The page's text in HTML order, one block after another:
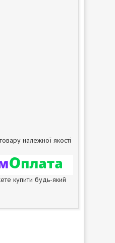
належної якості
купити будь-який